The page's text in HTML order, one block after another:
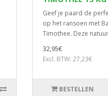
Geef je paard de
op het ransoen met
Timothee. Deze
32,95€
Excl. BTW: 27,23€
BESTELLEN